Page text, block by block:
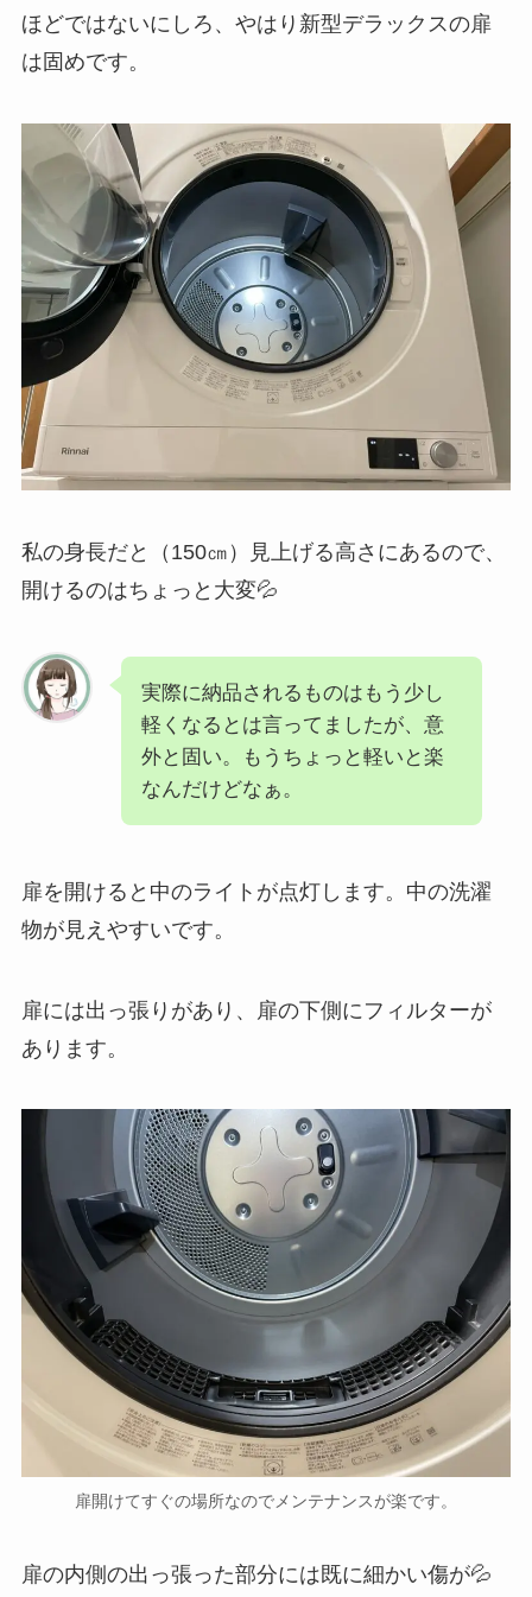
ほどではないにしろ、やはり新型デラックスの扉
は固めです。
私の身長だと（150㎝）見上げる高さにあるので、
開けるのはちょっと大変💦
実際に納品されるものはもう少し
軽くなるとは言ってましたが、意
外と固い。もうちょっと軽いと楽
なんだけどなぁ。
扉を開けると中のライトが点灯します。中の洗濯
物が見えやすいです。
扉には出っ張りがあり、扉の下側にフィルターが
あります。
扉開けてすぐの場所なのでメンテナンスが楽です。
扉の内側の出っ張った部分には既に細かい傷が💦